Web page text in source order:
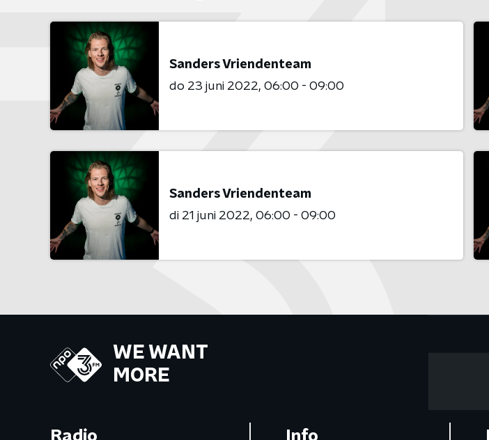
Sanders Vriendenteam
do 23 juni 2022 06:00 - 09:00
Sanders Vriendenteam
di 21 juni 2022 06:00 - 09:00
WE WANT
MORE
Radio Info